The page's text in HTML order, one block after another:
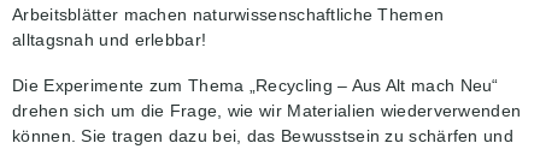
Arbeitsblätter machen naturwissenschaftliche Themen
alltagsnah und erlebbar!
Die Experimente zum Thema „Recycling – Aus Alt mach Neu“
drehen sich um die Frage, wie wir Materialien wiederverwenden
können. Sie tragen dazu bei, das Bewusstsein zu schärfen und